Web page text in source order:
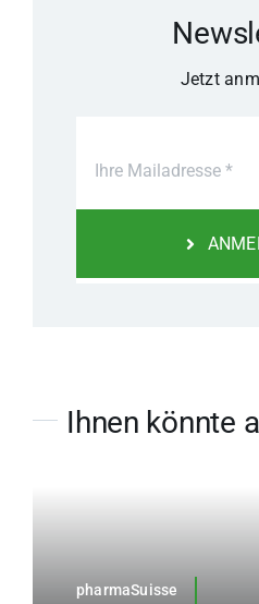
Jetzt
Ihnen könnte
pharmaSuisse